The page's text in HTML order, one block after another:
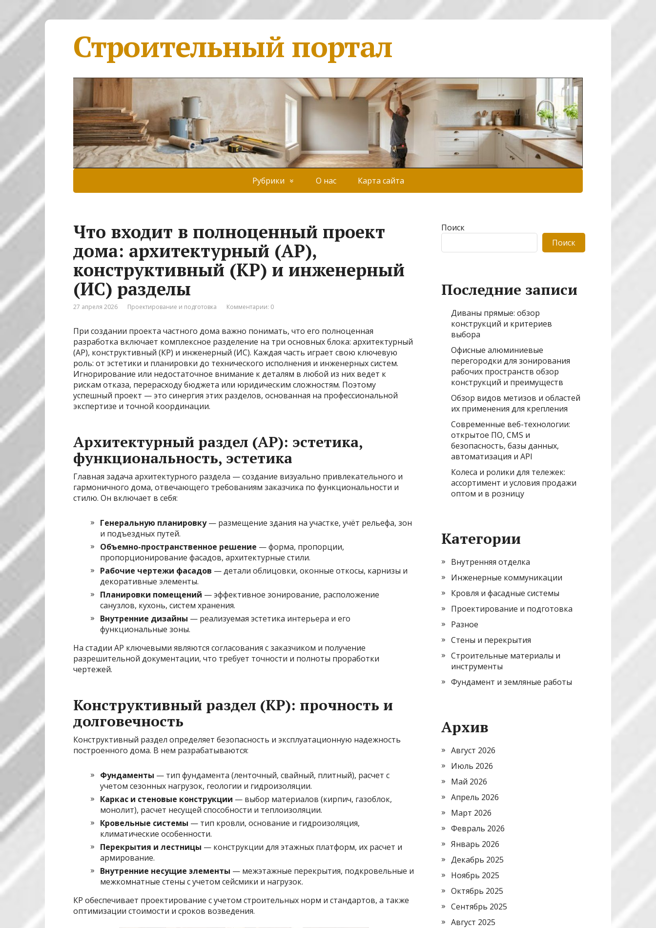
Строительный портал
Рубрики О нас Карта сайта
Что входит в полноценный проект
дома: архитектурный (АР),
конструктивный (КР) и инженерный
(ИС) разделы
27 апреля 2026 Проектирование и подготовка Комментарии: 0
При создании проекта частного дома важно понимать, что его полноценная
разработка включает комплексное разделение на три основных блока: архитектурный
(АР), конструктивный (КР) и инженерный (ИС). Каждая часть играет свою ключевую
роль: от эстетики и планировки до технического исполнения и инженерных систем.
Игнорирование или недостаточное внимание к деталям в любой из них ведет к
рискам отказа, перерасходу бюджета или юридическим сложностям. Поэтому
успешный проект — это синергия этих разделов, основанная на профессиональной
экспертизе и точной координации.
Архитектурный раздел (АР): эстетика,
функциональность, эстетика
Главная задача архитектурного раздела — создание визуально привлекательного и
гармоничного дома, отвечающего требованиям заказчика по функциональности и
стилю. Он включает в себя:
Генеральную планировку— размещение здания на участке, учёт рельефа, зон
и подъездных путей.
Объемно-пространственное решение — форма, пропорции,
пропорционирование фасадов, архитектурные стили.
Рабочие чертежи фасадов — детали облицовки, оконные откосы, карнизы и
декоративные элементы.
Планировки помещений — эффективное зонирование, расположение
санузлов, кухонь, систем хранения.
Внутренние дизайны — реализуемая эстетика интерьера и его
функциональные зоны.
На стадии АР ключевыми являются согласования с заказчиком и получение
разрешительной документации, что требует точности и полноты проработки
чертежей.
Конструктивный раздел (КР): прочность и
долговечность
Конструктивный раздел определяет безопасность и эксплуатационную надежность
построенного дома. В нем разрабатываются:
Фундаменты — тип фундамента (ленточный, свайный, плитный), расчет с
учетом сезонных нагрузок, геологии и гидроизоляции.
Каркас и стеновые конструкции — выбор материалов (кирпич, газоблок,
монолит), расчет несущей способности и теплоизоляции.
Кровельные системы — тип кровли, основание и гидроизоляция,
климатические особенности.
Перекрытия и лестницы — конструкции для этажных платформ, их расчет и
армирование.
Внутренние несущие элементы — межэтажные перекрытия, подкровельные и
межкомнатные стены с учетом сейсмики и нагрузок.
КР обеспечивает проектирование с учетом строительных норм и стандартов, а также
оптимизации стоимости и сроков возведения.
Поиск
Поиск
Последние записи
Диваны прямые: обзор
конструкций и критериев
выбора
Офисные алюминиевые
перегородки для зонирования
рабочих пространств обзор
конструкций и преимуществ
Обзор видов метизов и областей
их применения для крепления
Современные веб-технологии:
открытое ПО, CMS и
безопасность, базы данных,
автоматизация и API
Колеса и ролики для тележек:
ассортимент и условия продажи
оптом и в розницу
Категории
Внутренняя отделка
Инженерные коммуникации
Кровля и фасадные системы
Проектирование и подготовка
Разное
Стены и перекрытия
Строительные материалы и
инструменты
Фундамент и земляные работы
Архив
Август 2026
Июль 2026
Май 2026
Апрель 2026
Март 2026
Февраль 2026
Январь 2026
Декабрь 2025
Ноябрь 2025
Октябрь 2025
Сентябрь 2025
Август 2025